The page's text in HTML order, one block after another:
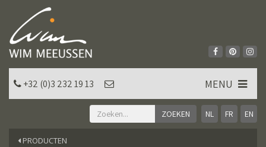
NL FR EN
+32 (0)3 232 19 13 MENU
PRODUCTEN